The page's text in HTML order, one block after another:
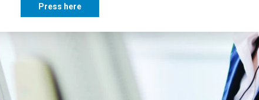
Press here